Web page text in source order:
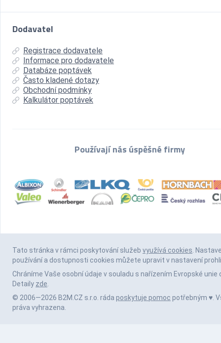
Dodavatel
Registrace dodavatele
Informace pro dodavatele
Databáze poptávek
Často kladené dotazy
Obchodní podmínky
Kalkulátor poptávek
Používají nás úspěšné firmy
Tato stránka v rámci poskytování služeb využívá cookies.
používání a dostupnosti cookies můžete upravit v nastavení
Chráníme Vaše osobní údaje v souladu s nařízením Evropské unie
Detaily zde.
© 2006—2026 B2M.CZ s.r.o. ráda poskytuje pomoc potřebným ♥️.
práva vyhrazena.